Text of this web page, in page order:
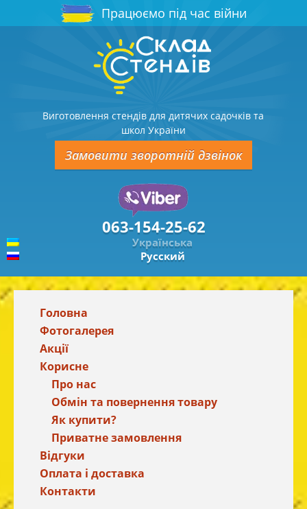
Працюємо під час війни
Виготовлення стендів для дитячих садочків та
школ України
Замовити зворотній дзвінок
063-154-25-62
Українська
Русский
Головна
Фотогалерея
Акції
Корисне
Про нас
Обмін та повернення товару
Як купити?
Приватне замовлення
Відгуки
Оплата і доставка
Контакти